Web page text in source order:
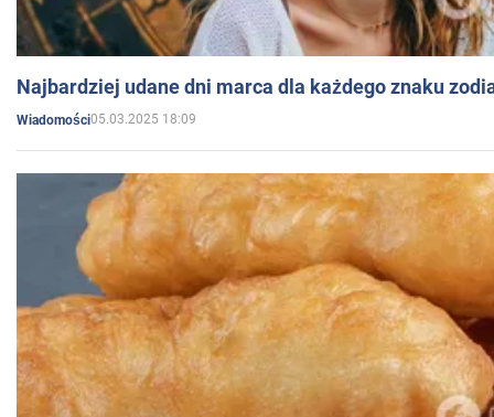
Najbardziej udane dni marca dla każdego znaku
Wiadomości05.03.2025 18:09